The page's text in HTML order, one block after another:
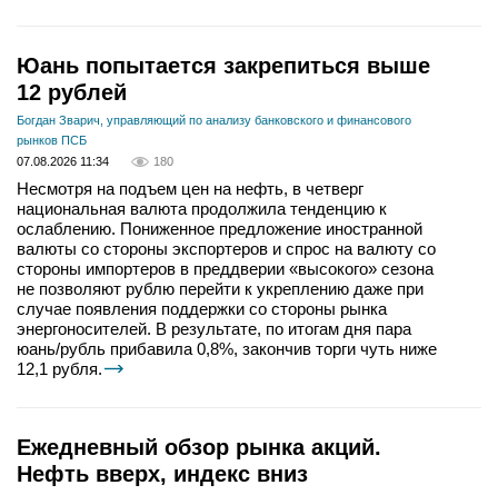
Юань попытается закрепиться выше
12 рублей
Богдан Зварич, управляющий по анализу банковского и финансового
рынков ПСБ
07.08.2026 11:34
180
Несмотря на подъем цен на нефть, в четверг
национальная валюта продолжила тенденцию к
ослаблению. Пониженное предложение иностранной
валюты со стороны экспортеров и спрос на валюту со
стороны импортеров в преддверии «высокого» сезона
не позволяют рублю перейти к укреплению даже при
случае появления поддержки со стороны рынка
энергоносителей. В результате, по итогам дня пара
юань/рубль прибавила 0,8%, закончив торги чуть ниже
12,1 рубля.
Ежедневный обзор рынка акций.
Нефть вверх, индекс вниз